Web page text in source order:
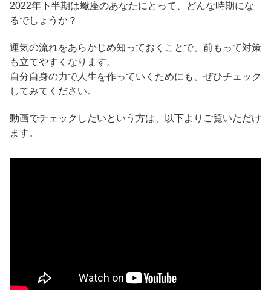
2022年下半期は蠍座のあなたにとって、どんな時期にな
るでしょうか？
運気の流れをあらかじめ知っておくことで、前もって対策
も立てやすくなります。
自分自身の力で人生を作っていくためにも、ぜひチェック
してみてください。
動画でチェックしたいという方は、以下よりご覧いただけ
ます。